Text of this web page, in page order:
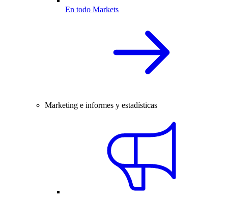
En todo Markets
Marketing e informes y estadísticas